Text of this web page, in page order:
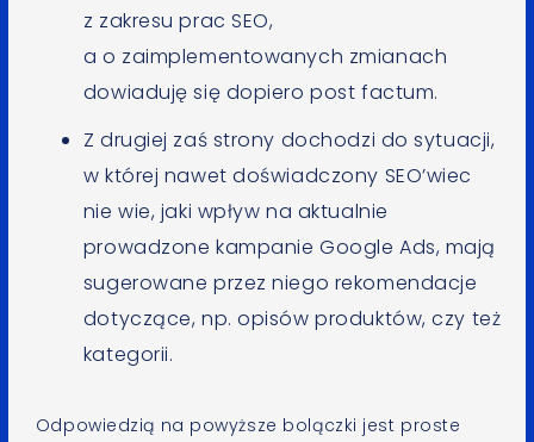
z zakresu prac SEO,
a o zaimplementowanych zmianach
dowiaduję się dopiero post factum.
Z drugiej zaś strony dochodzi do sytuacji,
w której nawet doświadczony SEO’wiec
nie wie, jaki wpływ na aktualnie
prowadzone kampanie Google Ads, mają
sugerowane przez niego rekomendacje
dotyczące, np. opisów produktów, czy też
kategorii.
Odpowiedzią na powyższe bolączki jest proste